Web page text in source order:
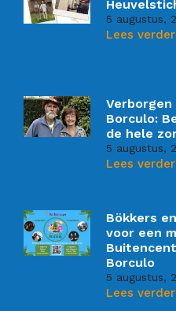
5 augustus,
Lees
Verborgen
Borculo:
de hele
5 augustus,
Lees
Bökkers
voor een
Borculo
5 augustus,
Lees